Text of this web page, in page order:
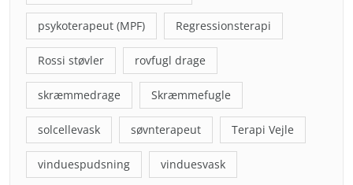
psykoterapeut (MPF) Regressionsterapi
Rossi støvler rovfugl drage
skræmmedrage Skræmmefugle
solcellevask søvnterapeut Terapi Vejle
vinduespudsning vinduesvask